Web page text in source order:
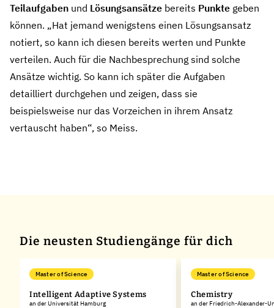
Teilaufgaben und Lösungsansätze bereits Punkte geben
können. „Hat jemand wenigstens einen Lösungsansatz
notiert, so kann ich diesen bereits werten und Punkte
verteilen. Auch für die Nachbesprechung sind solche
Ansätze wichtig. So kann ich später die Aufgaben
detailliert durchgehen und zeigen, dass sie
beispielsweise nur das Vorzeichen in ihrem Ansatz
vertauscht haben“, so Meiss.
Die neusten Studiengänge für dich
Master of Science
Intelligent Adaptive Systems
an der Universität Hamburg
Master of Science
Chemistry
an der Friedrich-Alexander-